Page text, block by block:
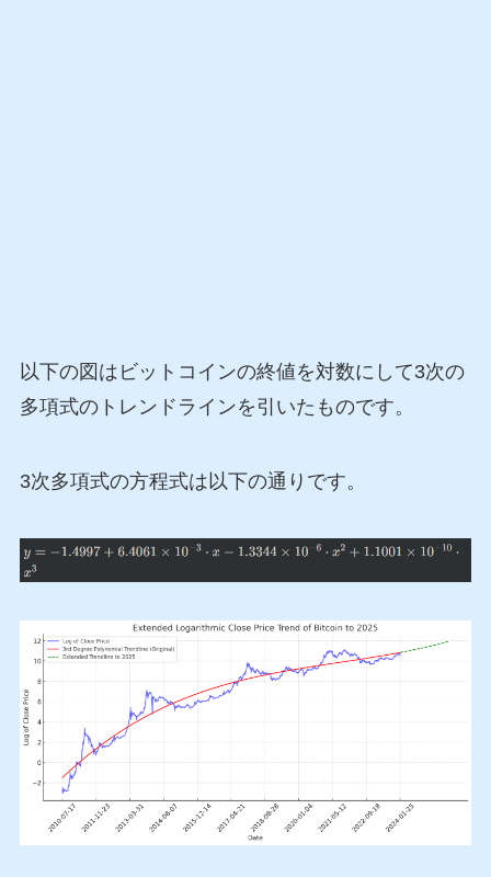
以下の図はビットコインの終値を対数にして3次の
多項式のトレンドラインを引いたものです。
3次多項式の方程式は以下の通りです。